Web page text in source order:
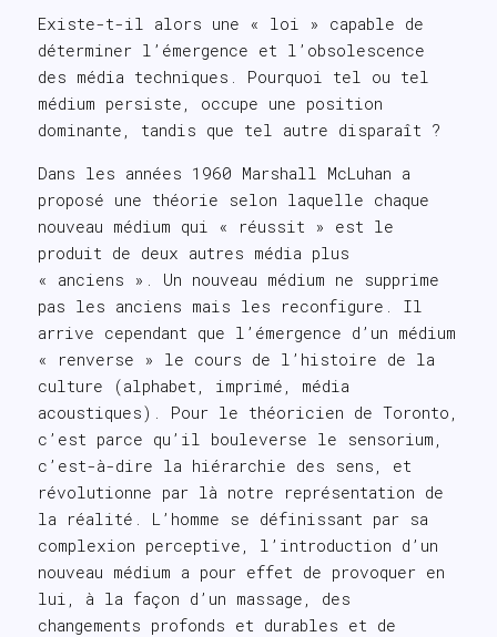
Existe-t-il alors une « loi » capable de
déterminer l’émergence et l’obsolescence
des média techniques. Pourquoi tel ou tel
médium persiste, occupe une position
dominante, tandis que tel autre disparaît ?
Dans les années 1960 Marshall McLuhan a
proposé une théorie selon laquelle chaque
nouveau médium qui « réussit » est le
produit de deux autres média plus
« anciens ». Un nouveau médium ne supprime
pas les anciens mais les reconfigure. Il
arrive cependant que l’émergence d’un médium
« renverse » le cours de l’histoire de la
culture (alphabet, imprimé, média
acoustiques). Pour le théoricien de Toronto,
c’est parce qu’il bouleverse le sensorium,
c’est-à-dire la hiérarchie des sens, et
révolutionne par là notre représentation de
la réalité. L’homme se définissant par sa
complexion perceptive, l’introduction d’un
nouveau médium a pour effet de provoquer en
lui, à la façon d’un massage, des
changements profonds et durables et de